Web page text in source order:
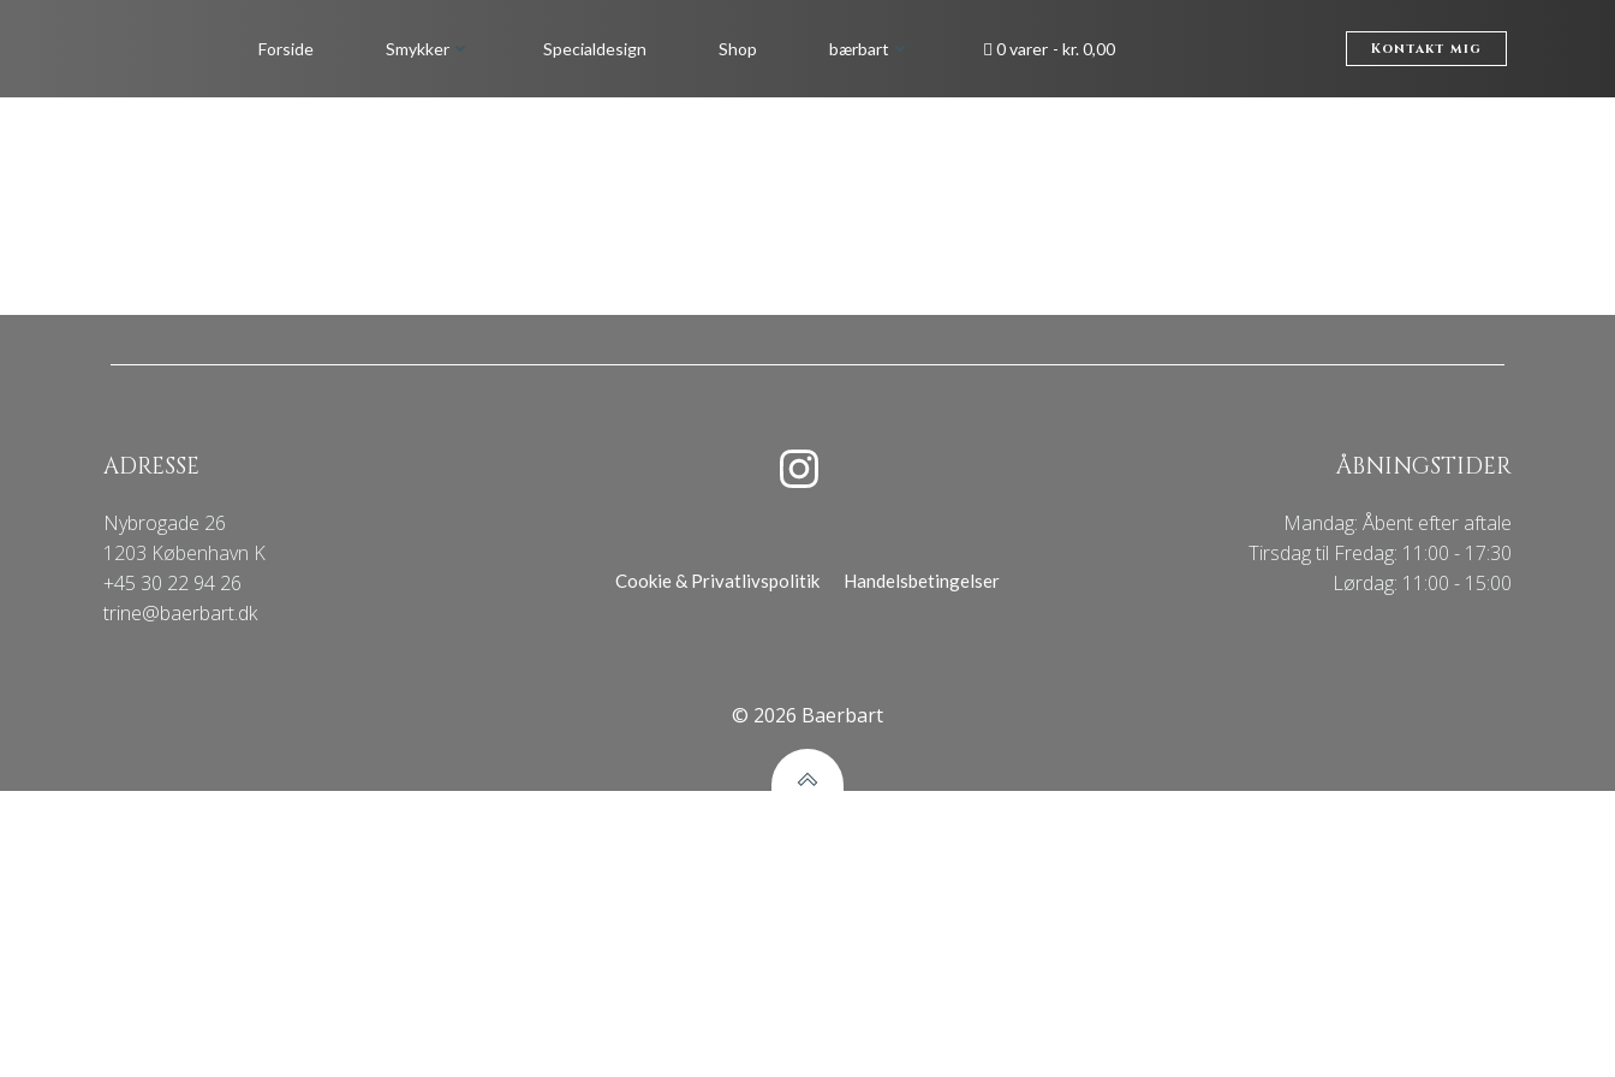
Forside Smykker Specialdesign Shop bærbart 0 varer kr. 0,00 Kontakt mig
ADRESSE
Nybrogade 26
1203 København K
+45 30 22 94 26
trine@baerbart.dk
Cookie & Privatlivspolitik Handelsbetingelser
ÅBNINGSTIDER
Mandag: Åbent efter aftale
Tirsdag til Fredag: 11:00 - 17:30
Lørdag: 11:00 - 15:00
© 2026 Baerbart